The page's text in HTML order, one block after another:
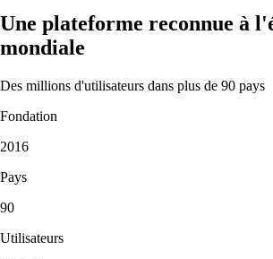
Une plateforme reconnue à
mondiale
Des millions d'utilisateurs dans plus de 90 pays
Fondation
2016
Pays
90
Utilisateurs